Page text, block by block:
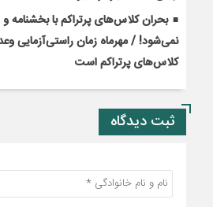
بحران کلاس‌های پرتراکم با
کلاس‌های پرتراکم است
ثبت دیدگاه